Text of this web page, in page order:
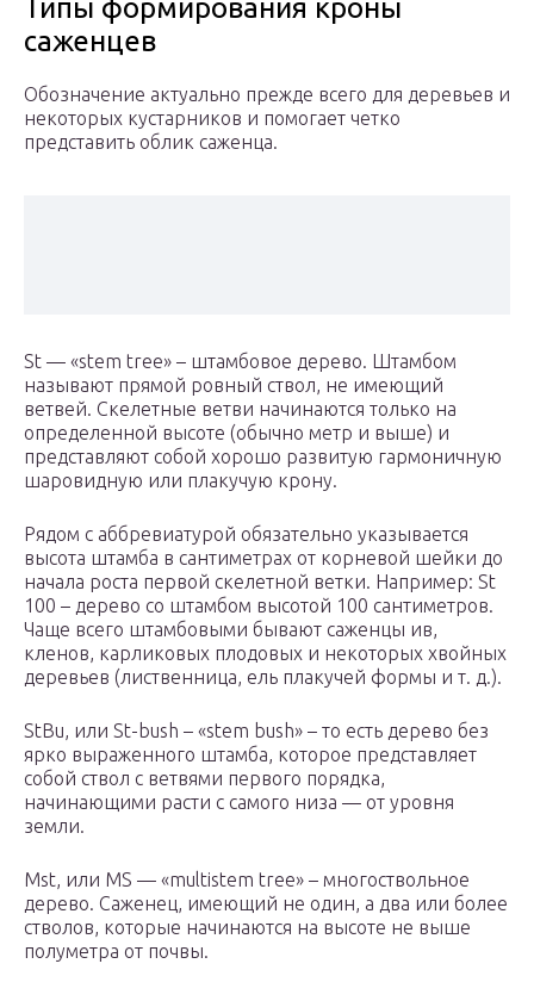
Типы формирования кроны
саженцев
Обозначение актуально прежде всего для деревьев и
некоторых кустарников и помогает четко
представить облик саженца.
St — «stem tree» – штамбовое дерево. Штамбом
называют прямой ровный ствол, не имеющий
ветвей. Скелетные ветви начинаются только на
определенной высоте (обычно метр и выше) и
представляют собой хорошо развитую гармоничную
шаровидную или плакучую крону.
Рядом с аббревиатурой обязательно указывается
высота штамба в сантиметрах от корневой шейки до
начала роста первой скелетной ветки. Например: St
100 – дерево со штамбом высотой 100 сантиметров.
Чаще всего штамбовыми бывают саженцы ив,
кленов, карликовых плодовых и некоторых хвойных
деревьев (лиственница, ель плакучей формы и т. д.).
StBu, или St-bush – «stem bush» – то есть дерево без
ярко выраженного штамба, которое представляет
собой ствол с ветвями первого порядка,
начинающими расти с самого низа — от уровня
земли.
Mst, или MS — «multistem tree» – многоcтвольное
дерево. Саженец, имеющий не один, а два или более
стволов, которые начинаются на высоте не выше
полуметра от почвы.